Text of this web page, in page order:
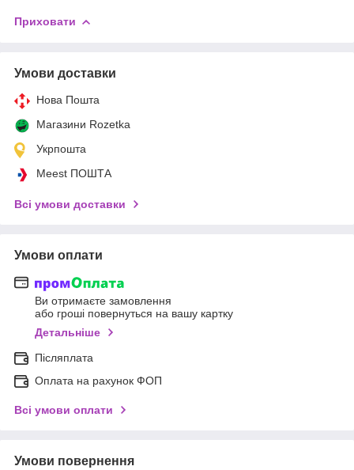
Приховати
Умови доставки
Нова Пошта
Магазини Rozetka
Укрпошта
Meest ПОШТА
Всі умови доставки
Умови оплати
Ви отримаєте замовлення
або гроші повернуться на вашу картку
Детальніше
Післяплата
Оплата на рахунок ФОП
Всі умови оплати
Умови повернення